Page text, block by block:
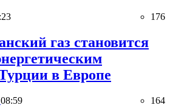
176
газ становится
в Европе
08:59 164